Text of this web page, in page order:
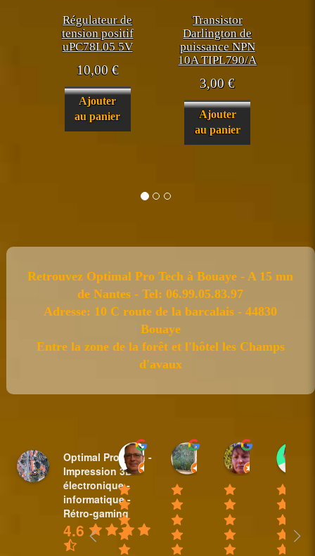
Régulateur de
tension positif
uPC78L05 5V
10,00€
Ajouter
au panier
Transistor
Darlington de
puissance NPN
10A TIPL790/A
3,00€
Ajouter
au panier
Retrouvez Optimal Pro Tech à Bouaye - A 15 mn
de Nantes - Tel: 06.99.05.83.97
Adresse: 10 C route de la barcalais - 44830
Bouaye
Entre la zone de la forêt et l'hôtel les Champs
d'avaux
Optimal Pro Tech -
Impression 3D -
électronique -
informatique -
Rétro-gaming
4.6
Sylvain BAUDET
18:44 31 Mar 25
nicole plantive
16:14 20 Feb 25
Anne
10:35 08